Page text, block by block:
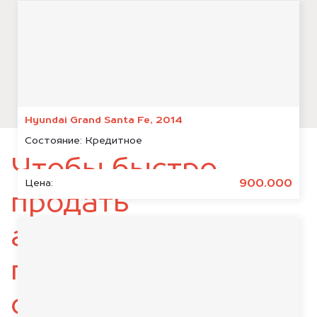
Hyundai Grand Santa Fe, 2014
Состояние: Кредитное
Цена: 900.000
Чтобы быстро
продать
автомобиль,
подготовьте
следующие